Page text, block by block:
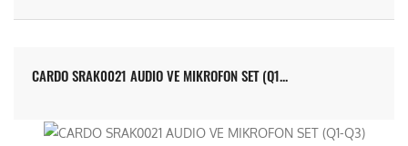
CARDO SRAK0021 AUDIO VE MIKROFON SET (Q1...